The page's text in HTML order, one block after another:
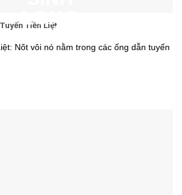
Tiền Liệt
Nốt vôi nó nằm trong các ống dẫn tuyến